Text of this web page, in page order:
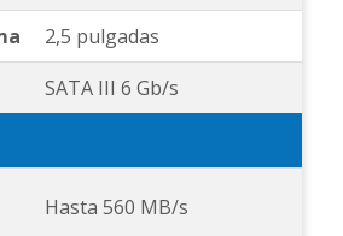
2,5 pulgadas
SATA III 6 Gb/s
Hasta 560 MB/s